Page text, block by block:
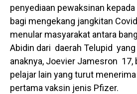
penyediaan pewaksinan
bagi mengekang jangkitan
menular masyarakat antara
Abidin dari daerah Telupid
anaknya, Joevier Jamesron 17,
pelajar lain yang turut
pertama vaksin jenis Pfizer.